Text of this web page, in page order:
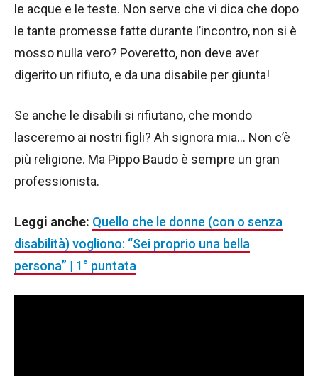
le acque e le teste. Non serve che vi dica che dopo
le tante promesse fatte durante l’incontro, non si è
mosso nulla vero? Poveretto, non deve aver
digerito un rifiuto, e da una disabile per giunta!
Se anche le disabili si rifiutano, che mondo
lasceremo ai nostri figli? Ah signora mia… Non c’è
più religione. Ma Pippo Baudo è sempre un gran
professionista.
Leggi anche: Quello che le donne (con o senza
disabilità) vogliono: “Sei proprio una bella
persona” | 1° puntata